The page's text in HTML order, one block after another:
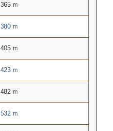
365 m
380 m
405 m
423 m
482 m
532 m